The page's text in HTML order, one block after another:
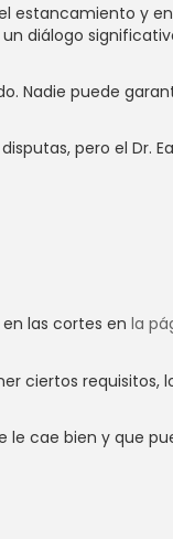
estancamiento y
diálogo
Nadie puede
pero el Dr.
las cortes en la
ciertos requisitos,
le cae bien y que